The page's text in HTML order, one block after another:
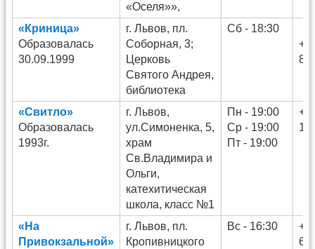
«Оселя»»,
«Криница»
Образовалась
30.09.1999
г. Львов, пл.
Соборная, 3;
Церковь
Святого Андрея,
библиотека
Сб - 18:30
«Свитло»
Образовалась
1993г.
г. Львов,
ул.Симоненка, 5,
храм
Св.Владимира и
Ольги,
катехитическая
школа, класс №1
Пн - 19:00
Ср - 19:00
Пт - 19:00
13
«На
Привокзальной»
г. Львов, пл.
Кропивницкого
Вс - 16:30
69